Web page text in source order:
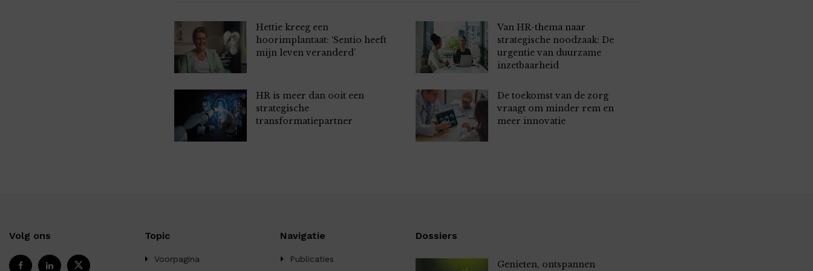
Hettie kreeg een
hoorimplantaat: ‘Sentio heeft
mijn leven veranderd’
Van HR-thema naar
strategische noodzaak: De
urgentie van duurzame
inzetbaarheid
HR is meer dan ooit een
strategische
transformatiepartner
De toekomst van de zorg
vraagt om minder rem en
meer innovatie
Volg ons Topic
Voorpagina
Navigatie
Publicaties
Dossiers
Genieten, ontspannen